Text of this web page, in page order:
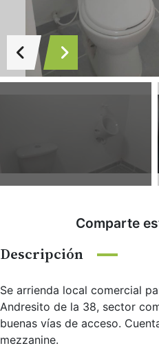
Comparte
Descripción
Se arrienda local comercial
Andresito de la 38, sector
buenas vías de acceso.
mezzanine.